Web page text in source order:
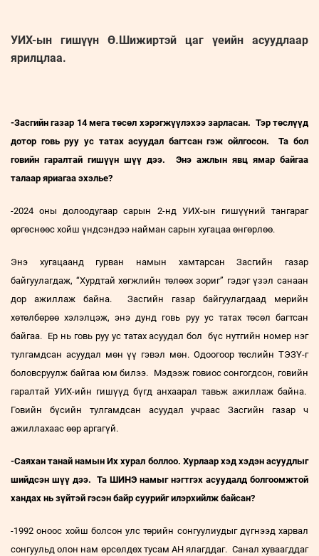
УИХ-ын гишүүн Ө.Шижиртэй цаг үеийн асуудлаар
ярилцлаа.
-Засгийн газар 14 мега төсөл хэрэгжүүлэхээ зарласан. Тэр төслүүд
дотор говь руу ус татах асуудал багтсан гэж ойлгосон. Та бол
говийн гаралтай гишүүн шүү дээ. Энэ ажлын явц ямар байгаа
талаар яриагаа эхэлье?
-2024 оны долоодугаар сарын 2-нд УИХ-ын гишүүний тангараг
өргөснөөс хойш үндсэндээ найман сарын хугацаа өнгөрлөө.
Энэ хугацаанд гурван намын хамтарсан Засгийн газар
байгуулагдаж, “Хурдтай хөгжлийн төлөөх зориг” гэдэг үзэл санаан
дор ажиллаж байна. Засгийн газар байгуулагдаад мөрийн
хөтөлбөрөө хэлэлцэж, энэ дунд говь руу ус татах төсөл багтсан
байгаа. Ер нь говь руу ус татах асуудал бол бүс нутгийн номер нэг
тулгамдсан асуудал мөн үү гэвэл мөн. Одоогоор төслийн ТЭЗҮ-г
боловсруулж байгаа юм билээ. Мэдээж говиос сонгогдсон, говийн
гаралтай УИХ-ийн гишүүд бүгд анхаарал тавьж ажиллаж байна.
Говийн бүсийн тулгамдсан асуудал учраас Засгийн газар ч
ажиллахаас өөр аргагүй.
-Саяхан танай намын Их хурал боллоо. Хурлаар хэд хэдэн асуудлыг
шийдсэн шүү дээ. Та ШИНЭ намыг нэгтгэх асуудалд болгоомжтой
хандах нь зүйтэй гэсэн байр суурийг илэрхийлж байсан?
-1992 оноос хойш болсон улс төрийн сонгуулиудыг дүгнээд харвал
сонгуульд олон нам өрсөлдөх тусам АН ялагддаг. Санал хуваагддаг